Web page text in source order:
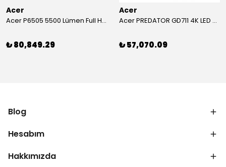
Acer
Acer P6505 5500 Lümen Full HD Toplantı Odası Projeksiyonu
₺ 80,849.29
Acer
Acer PREDATOR GD711 4K LED Projeksiyon
₺ 57,070.09
Blog
Hesabım
Hakkımızda